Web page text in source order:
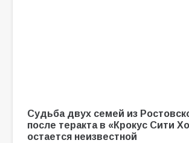
Судьба двух семей из
после теракта в «Крокус Сити
остается неизвестной